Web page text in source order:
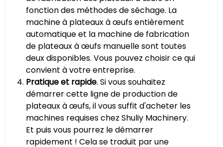
fonction des méthodes de séchage. La
machine à plateaux à œufs entièrement
automatique et la machine de fabrication
de plateaux à œufs manuelle sont toutes
deux disponibles. Vous pouvez choisir ce qui
convient à votre entreprise.
Pratique et rapide. Si vous souhaitez
démarrer cette ligne de production de
plateaux à œufs, il vous suffit d'acheter les
machines requises chez Shuliy Machinery.
Et puis vous pourrez le démarrer
rapidement ! Cela se traduit par une